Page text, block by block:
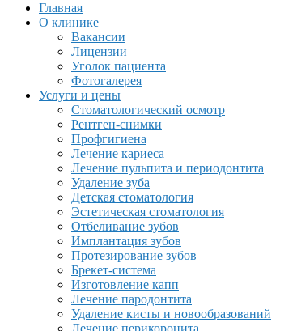
Главная
О клинике
Вакансии
Лицензии
Уголок пациента
Фотогалерея
Услуги и цены
Стоматологический осмотр
Рентген-снимки
Профгигиена
Лечение кариеса
Лечение пульпита и периодонтита
Удаление зуба
Детская стоматология
Эстетическая стоматология
Отбеливание зубов
Имплантация зубов
Протезирование зубов
Брекет-система
Изготовление капп
Лечение пародонтита
Удаление кисты и новообразований
Лечение перикоронита